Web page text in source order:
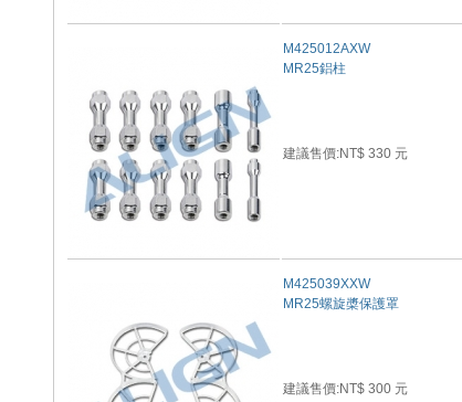
M425012AXW
MR25鋁柱
建議售價:NT$ 330 元
M425039XXW
MR25螺旋槳保護罩
建議售價:NT$ 300 元